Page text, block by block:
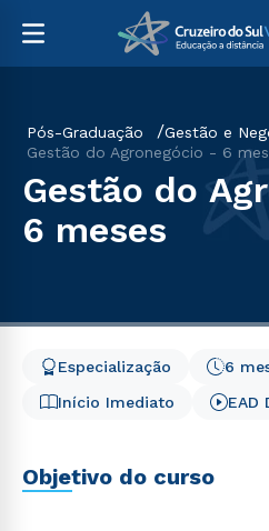
Pós-Graduação
Gestão e
Gestão do Agronegócio - 6
Gestão do
6 meses
Início Imediato
6
Especialização
EAD
Objetivo do curso